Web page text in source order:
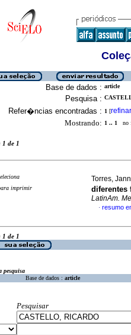
Base de dados : article
Pesquisa :
Refer�ncias encontradas : 1 [refinar
Mostrando: 1 .. 1 no
de 1
imprimir
Torres,
diferentes
LatinAm.
· resumo
de 1
pesquisa
Base de dados : article
Pesquisar